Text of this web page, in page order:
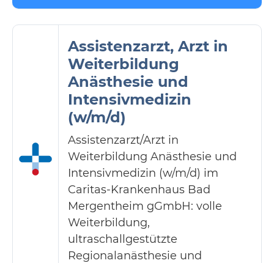
Assistenzarzt, Arzt in
Weiterbildung
Anästhesie und
Intensivmedizin
(w/m/d)
Assistenzarzt/Arzt in
Weiterbildung Anästhesie und
Intensivmedizin (w/m/d) im
Caritas-Krankenhaus Bad
Mergentheim gGmbH: volle
Weiterbildung,
ultraschallgestützte
Regionalanästhesie und